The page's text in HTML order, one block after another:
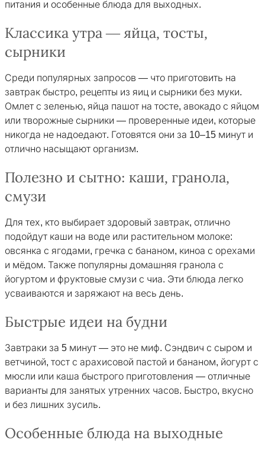
питания и особенные блюда для выходных.
Классика утра — яйца, тосты,
сырники
Среди популярных запросов — что приготовить на
завтрак быстро, рецепты из яиц и сырники без муки.
Омлет с зеленью, яйца пашот на тосте, авокадо с яйцом
или творожные сырники — проверенные идеи, которые
никогда не надоедают. Готовятся они за 10–15 минут и
отлично насыщают организм.
Полезно и сытно: каши, гранола,
смузи
Для тех, кто выбирает здоровый завтрак, отлично
подойдут каши на воде или растительном молоке:
овсянка с ягодами, гречка с бананом, киноа с орехами
и мёдом. Также популярны домашняя гранола с
йогуртом и фруктовые смузи с чиа. Эти блюда легко
усваиваются и заряжают на весь день.
Быстрые идеи на будни
Завтраки за 5 минут — это не миф. Сэндвич с сыром и
ветчиной, тост с арахисовой пастой и бананом, йогурт с
мюсли или каша быстрого приготовления — отличные
варианты для занятых утренних часов. Быстро, вкусно
и без лишних зусиль.
Особенные блюда на выходные